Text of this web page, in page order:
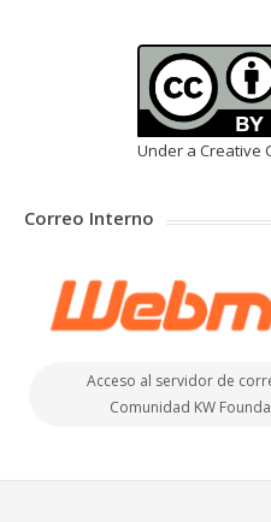
Under a Creative
Correo Interno
Acceso al servidor de
Comunidad KW